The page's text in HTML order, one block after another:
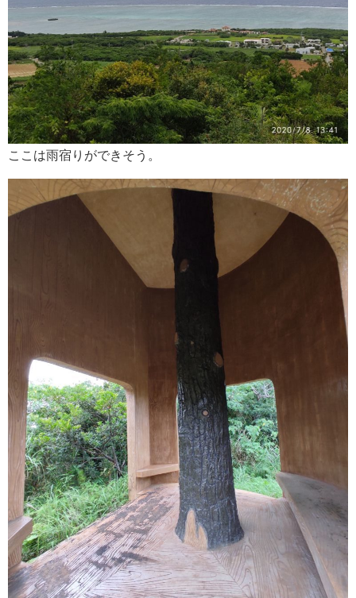
ここは雨宿りができそう。